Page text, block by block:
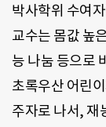
박사학위 수여
교수는 몸값 높
능 나눔 등으로
초록우산 어린
주자로 나서, 재